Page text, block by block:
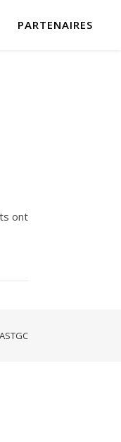
PARTENAIRES
ont